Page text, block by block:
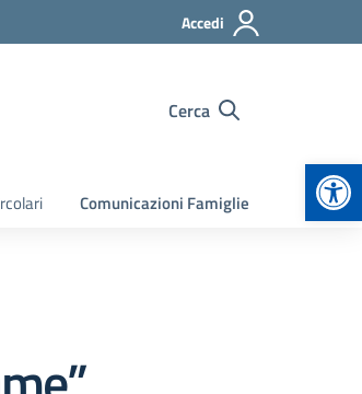
Accedi
Cerca
Comunicazioni Famiglie